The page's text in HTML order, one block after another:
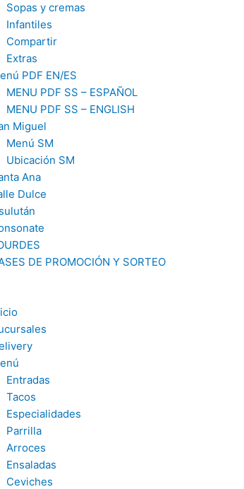
Sopas y cremas
Infantiles
Compartir
Extras
PDF EN/ES
MENU PDF SS – ESPAÑOL
MENU PDF SS – ENGLISH
Miguel
Menú SM
Ubicación SM
Ana
Dulce
DE PROMOCIÓN Y SORTEO
Entradas
Tacos
Especialidades
Parrilla
Arroces
Ensaladas
Ceviches